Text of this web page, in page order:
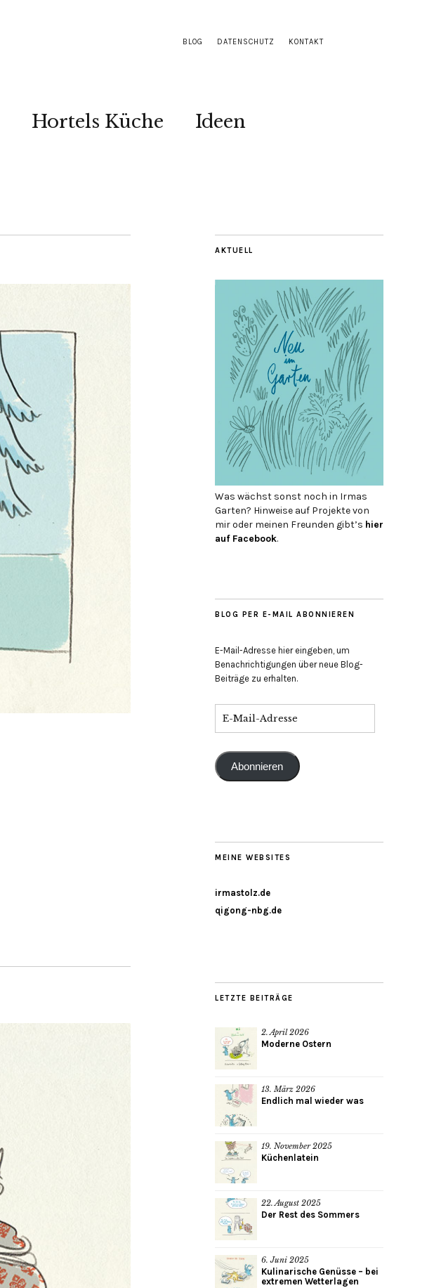
BLOG DATENSCHUTZ KONTAKT
Hortels Küche Ideen
AKTUELL
Was wächst sonst noch in Irmas
Garten? Hinweise auf Projekte von
mir oder meinen Freunden gibt’s hier
auf Face­book.
BLOG PER E-MAIL ABONNIEREN
E-Mail-Adresse hier eingeben, um
Benachrichtigungen über neue Blog-
Beiträge zu erhalten.
Abonnieren
MEINE WEBSITES
irmastolz.de
qigong-nbg.de
LETZTE BEITRÄGE
2. April 2026
Moderne Ostern
13. März 2026
Endlich mal wieder was
19. November 2025
Küchenlatein
22. August 2025
Der Rest des Sommers
6. Juni 2025
Kulinarische Genüsse – bei
extremen Wetterlagen